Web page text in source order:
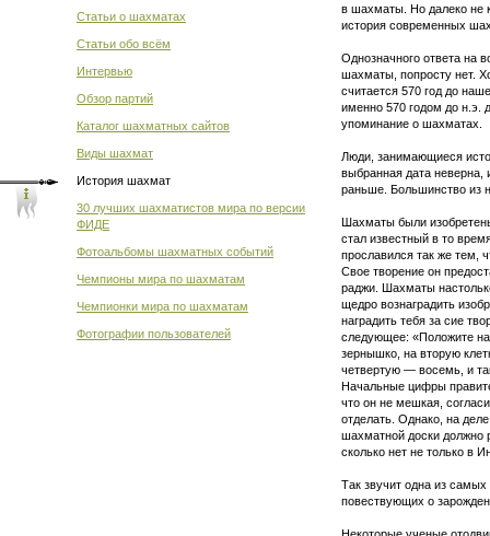
Статьи о шахматах
Статьи обо всём
Интервью
Обзор партий
Каталог шахматных сайтов
Виды шахмат
История шахмат
30 лучших шахматистов мира по версии
ФИДЕ
Фотоальбомы шахматных событий
Чемпионы мира по шахматам
Чемпионки мира по шахматам
Фотографии пользователей
в шахматы. Но далеко не
история современных
Однозначного ответа на
шахматы, попросту нет.
считается 570 год до
именно 570 годом до н.э.
упоминание о шахматах.
Люди, занимающиеся
выбранная дата
раньше. Большинство из
Шахматы были
стал известный в то
прославился так же тем,
Свое творение он
раджи. Шахматы
щедро вознаградить
наградить тебя за сие
следующее: «Положите на
зернышко, на вторую
четвертую — восемь, и
Начальные цифры
что он не мешкая,
отделать. Однако, на
шахматной доски должно
сколько нет не только в
Так звучит одна из
повествующих о